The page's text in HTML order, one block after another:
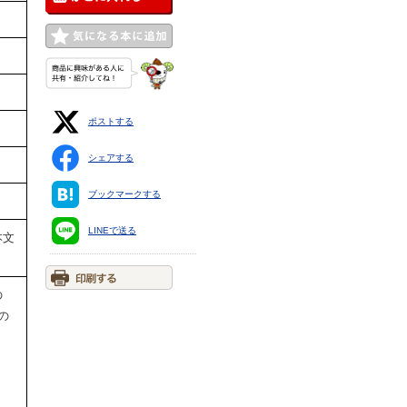
ポストする
シェアする
ブックマークする
LINEで送る